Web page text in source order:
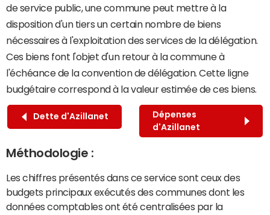
de service public, une commune peut mettre à la
disposition d'un tiers un certain nombre de biens
nécessaires à l'exploitation des services de la délégation.
Ces biens font l'objet d'un retour à la commune à
l'échéance de la convention de délégation. Cette ligne
budgétaire correspond à la valeur estimée de ces biens.
Dette d'Azillanet
Dépenses
d'Azillanet
Méthodologie :
Les chiffres présentés dans ce service sont ceux des
budgets principaux exécutés des communes dont les
données comptables ont été centralisées par la